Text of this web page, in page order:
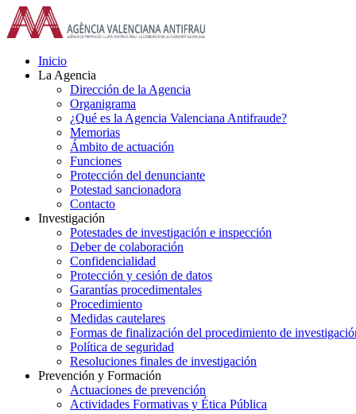
Saltar
al
contenido
Inicio
La Agencia
Dirección de la Agencia
Organigrama
¿Qué es la Agencia Valenciana Antifraude?
Memorias
Ámbito de actuación
Funciones
Protección del denunciante
Potestad sancionadora
Contacto
Investigación
Potestades de investigación e inspección
Deber de colaboración
Confidencialidad
Protección y cesión de datos
Garantías procedimentales
Procedimiento
Medidas cautelares
Formas de finalización del procedimiento de
Política de seguridad
Resoluciones finales de investigación
Prevención y Formación
Actuaciones de prevención
Actividades Formativas y Ética Pública